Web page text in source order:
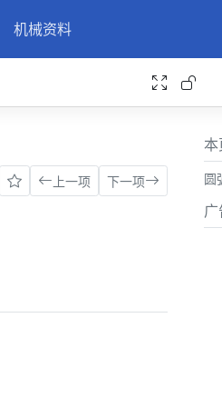
机械资料
上一项 下一项 圆